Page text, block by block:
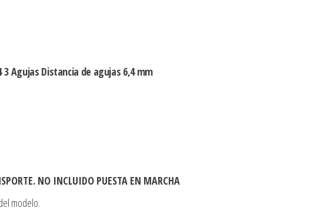
3 Agujas Distancia de agujas 6,4 mm
NO INCLUIDO PUESTA EN MARCHA
modelo.